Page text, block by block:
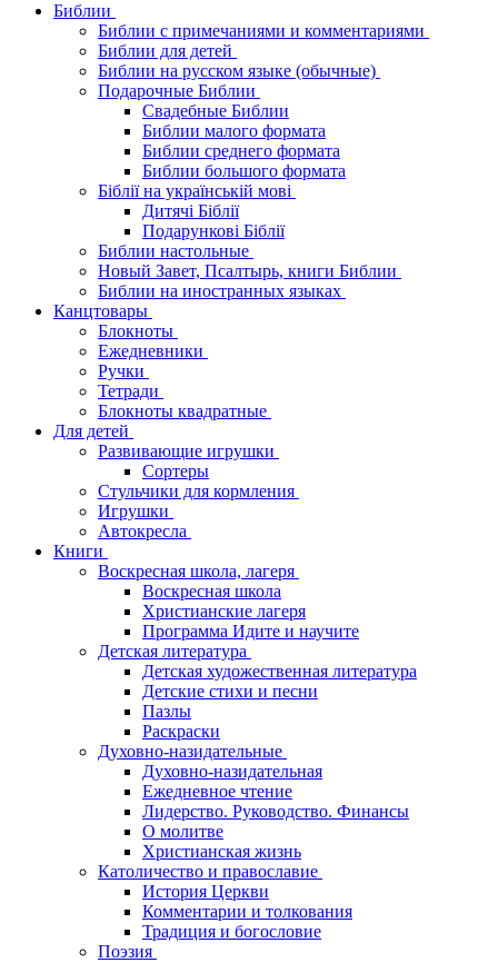
Библии
Библии с примечаниями и комментариями
Библии для детей
Библии на русском языке (обычные)
Подарочные Библии
Свадебные Библии
Библии малого формата
Библии среднего формата
Библии большого формата
Біблії на українській мові
Дитячі Біблії
Подарункові Біблії
Библии настольные
Новый Завет, Псалтырь, книги Библии
Библии на иностранных языках
Канцтовары
Блокноты
Ежедневники
Ручки
Тетради
Блокноты квадратные
Для детей
Развивающие игрушки
Сортеры
Стульчики для кормления
Игрушки
Автокресла
Книги
Воскресная школа, лагеря
Воскресная школа
Христианские лагеря
Программа Идите и научите
Детская литература
Детская художественная литература
Детские стихи и песни
Пазлы
Раскраски
Духовно-назидательные
Духовно-назидательная
Ежедневное чтение
Лидерство. Руководство. Финансы
О молитве
Христианская жизнь
Католичество и православие
История Церкви
Комментарии и толкования
Традиция и богословие
Поэзия